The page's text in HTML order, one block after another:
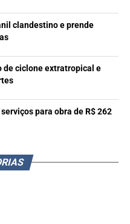
clandestino e prende
de ciclone extratropical e
para obra de R$ 262